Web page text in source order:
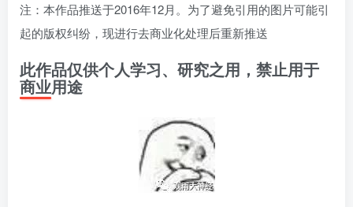
注：本作品推送于2016年12月。为了避免引用的图片可能引
起的版权纠纷，现进行去商业化处理后重新推送
此作品仅供个人学习、研究之用，禁止用于
商业用途